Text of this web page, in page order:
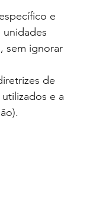
e
sem ignorar
de
e a